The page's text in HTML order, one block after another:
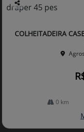
Co
arti
lhe
COLHEITADEIRA
0 km